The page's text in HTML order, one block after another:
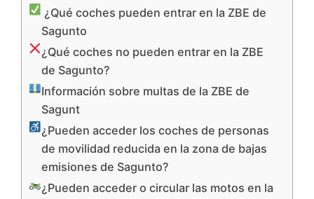
¿Qué coches pueden entrar en la ZBE de
Sagunto
¿Qué coches no pueden entrar en la ZBE
de Sagunto?
Información sobre multas de la ZBE de
Sagunt
¿Pueden acceder los coches de personas
de movilidad reducida en la zona de bajas
emisiones de Sagunto?
¿Pueden acceder o circular las motos en la